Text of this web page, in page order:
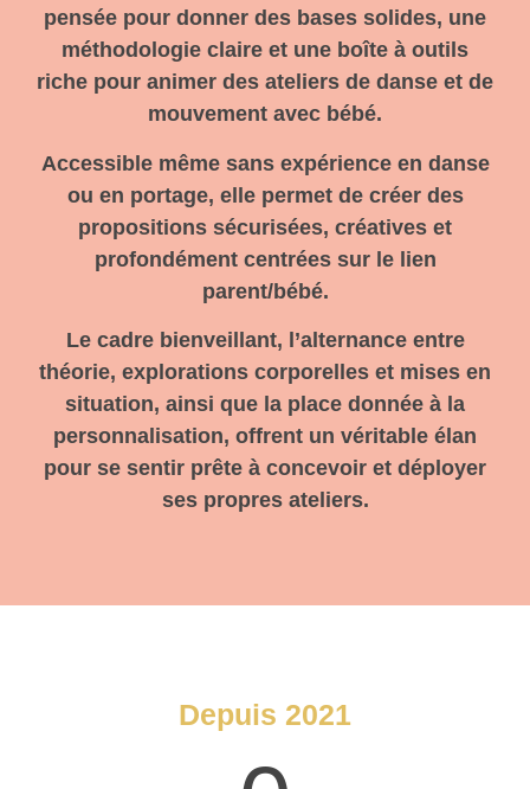
pensée pour donner des bases solides, une
méthodologie claire et une boîte à outils
riche pour animer des ateliers de danse et de
mouvement avec bébé.
Accessible même sans expérience en danse
ou en portage, elle permet de créer des
propositions sécurisées, créatives et
profondément centrées sur le lien
parent/bébé.
Le cadre bienveillant, l’alternance entre
théorie, explorations corporelles et mises en
situation, ainsi que la place donnée à la
personnalisation, offrent un véritable élan
pour se sentir prête à concevoir et déployer
ses propres ateliers.
Depuis 2021